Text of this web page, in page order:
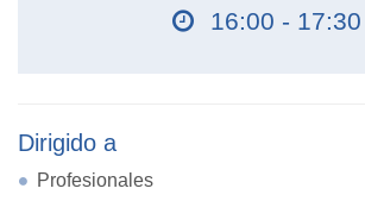
16:00 - 17:30
Dirigido a
Profesionales